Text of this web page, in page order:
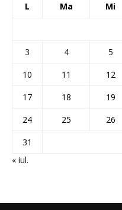
L Ma Mi
3
4 5
10
11 12
17
18 19
24
25 26
31
« iul.